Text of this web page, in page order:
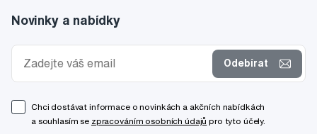
Novinky a nabídky
Odebírat
Chci dostávat informace o novinkách a akčních nabídkách
a souhlasím se zpracováním osobních údajů pro tyto účely.